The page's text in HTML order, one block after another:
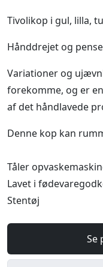
Tivolikop i gul, lilla,
Hånddrejet og
Variationer og
forekomme, og er
af det håndlavede
Denne kop kan
Tåler
Lavet i
Stentøj
Se